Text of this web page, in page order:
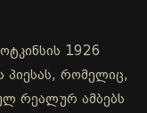
1926
პიესას, რომელიც,
რეალურ ამბებს